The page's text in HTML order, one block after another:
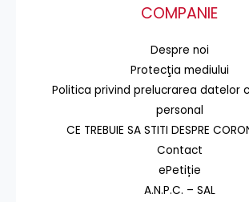
COMPANIE
Despre noi
Protecţia mediului
Politica privind prelucrarea datelor
personal
CE TREBUIE SA STITI DESPRE
Contact
ePetiție
A.N.P.C. – SAL